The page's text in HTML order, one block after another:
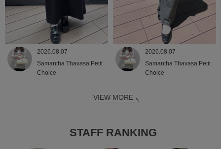
2026.08.07
Samantha Thavasa Petit
Choice
2026.08.07
Samantha Thavasa Petit
Choice
VIEW MORE
STAFF RANKING